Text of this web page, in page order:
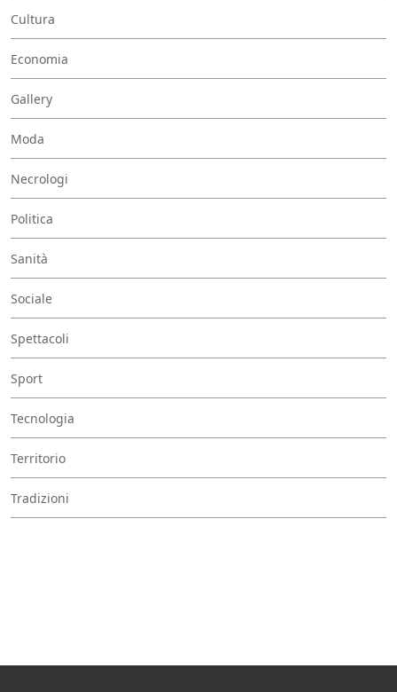
Cultura
Economia
Gallery
Moda
Necrologi
Politica
Sanità
Sociale
Spettacoli
Sport
Tecnologia
Territorio
Tradizioni